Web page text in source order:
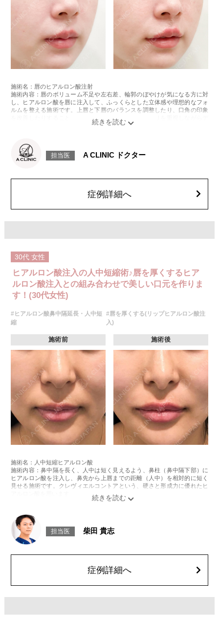
施術名：唇のヒアルロン酸注射
施術内容：唇のボリューム不足や左右差、輪郭のぼやけが気になる方に対
し、ヒアルロン酸を唇に注入して、ふっくらとした立体感や理想的なフォ
ルムを整える施術です。上唇と下唇のバランスを調整したり、口角の印象
を改善したりすることも可能で、ナチュラルな仕上がりを重視しながらデ
生じることがありますが、通常は一時的なもので数日〜1週間程度で軽快し
ていきます。まれに、ヒアルロン酸に対するアレルギー反応や、細菌感
さい。
レスチレン 46,100円〜76,800円(税込)
グロス注射 21,800円(税込)
施術内容：鼻のヒアルロン酸注射と鼻中隔下制筋のボトックス注射を組み
合わせた施術です。
[鼻のヒアルロン酸注射]
ヒアルロン酸を鼻に注入することで、鼻の形を整える施術です。
[鼻中隔下制筋のボトックス注射]
ボツリヌス菌から抽出されるタンパク質を注入し鼻先を下に引っ張る鼻中
隔下制筋の働きを抑えることで、鼻先を上向きにする施術です。
リスク、副作用：腫れ、赤み、内出血、痛み、突っ張り感などが生じるこ
とがございます。また、稀にアレルギー、細菌感染症、血管閉塞、頭痛な
は1〜2週間ほどお控えください。ボトックス注入後は男性は3か月、女性
は2か月避妊して頂くようお願いします。
費用：131,800円(税込)
担当医 A CLINIC ドクター
症例詳細へ
30代 女性
ヒアルロン酸注入の人中短縮術♪唇を厚くするヒア
ルロン酸注入との組み合わせで美しい口元を作りま
す！(30代女性)
#ヒアルロン酸鼻中隔延長・人中短
縮
#唇を厚くする(リップヒアルロン酸注
入)
施術前 施術後
施術名：人中短縮ヒアルロン酸
施術内容：鼻中隔を長く、人中は短く見えるよう、鼻柱（鼻中隔下部）に
ヒアルロン酸を注入し、鼻先から上唇までの距離（人中）を相対的に短く
見せる施術です。クレヴィエルコントアという、硬さと形成力に優れたヒ
痛、突っ張るような違和感などが一時的に生じることがあります。また、
ごく稀にアレルギー反応、細菌感染、血管内誤注入による血流障害（血管
閉塞）などの重篤な副作用が報告されています。施術後1〜2週間は、注入
部位を強くこする・圧迫するなどのマッサージや刺激は避けてください。
オプション：表面麻酔 3,300円(税込) 笑気麻酔 3,300円(税込)
担当医 柴田 貴志
症例詳細へ